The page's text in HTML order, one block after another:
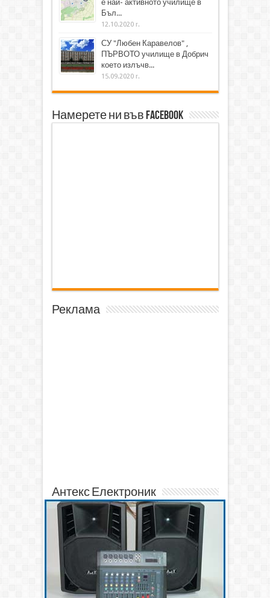
е най- активното училище в
Бъл...
12.10.2020 г.
СУ "Любен Каравелов" ,
ПЪРВОТО училище в Добрич
което излъчв...
15.09.2020 г.
Намерете ни във Facebook
Реклама
Антекс Електроник